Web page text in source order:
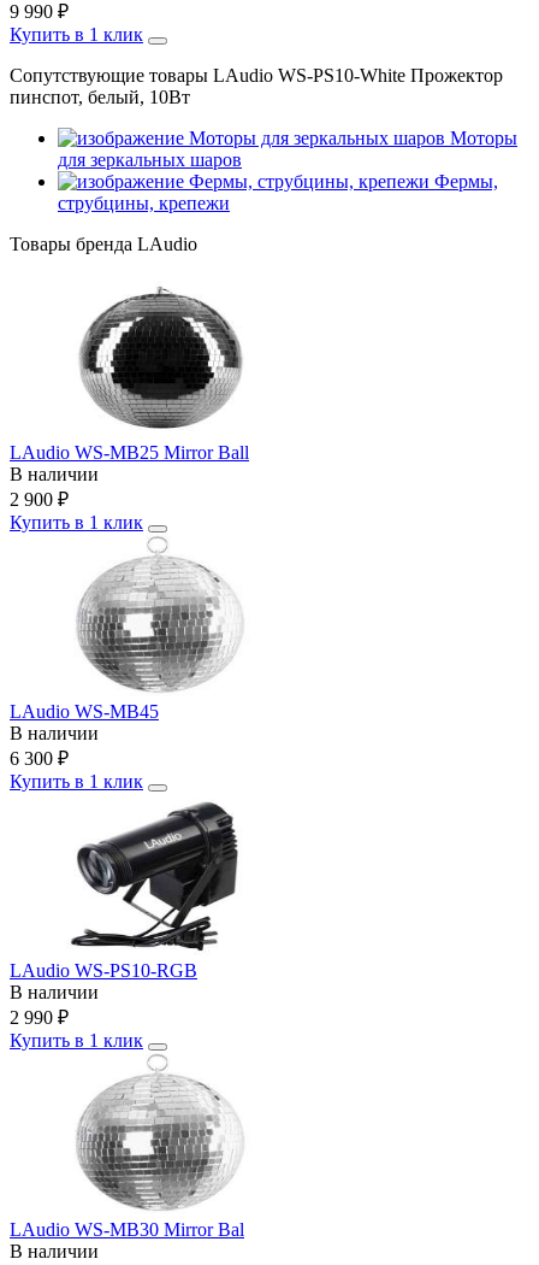
9 990 ₽
Купить в 1 клик
Сопутствующие товары LAudio WS-PS10-White Прожектор
пинспот, белый, 10Вт
Моторы
для зеркальных шаров
Фермы,
струбцины, крепежи
Товары бренда LAudio
LAudio WS-MB25 Mirror Ball
В наличии
2 900 ₽
Купить в 1 клик
LAudio WS-MB45
В наличии
6 300 ₽
Купить в 1 клик
LAudio WS-PS10-RGB
В наличии
2 990 ₽
Купить в 1 клик
LAudio WS-MB30 Mirror Bal
В наличии